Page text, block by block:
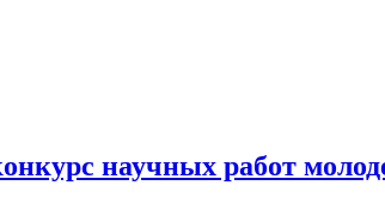
научных работ